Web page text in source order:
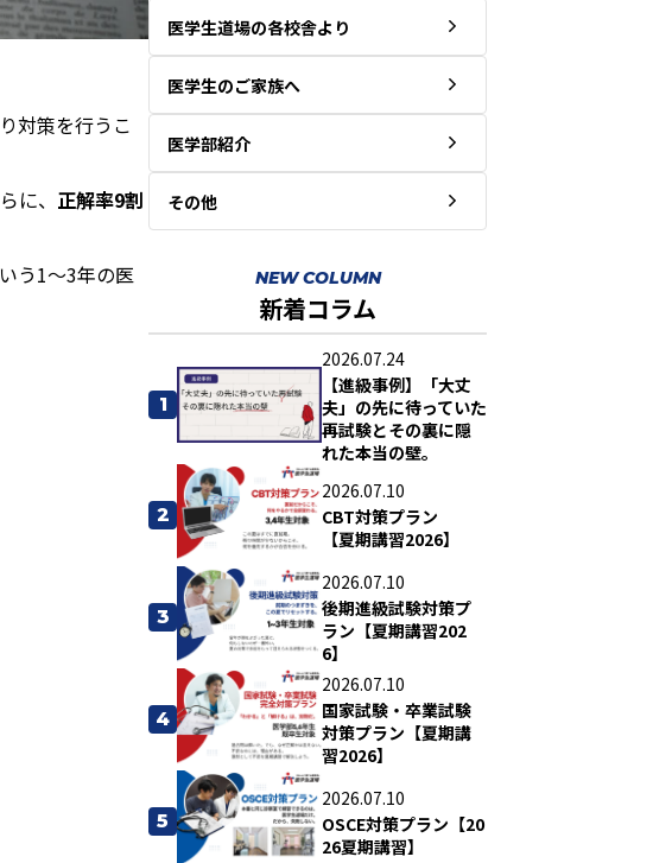
対策を行うこ
に、 正解率9割
う1〜3年の医
医学生道場の各校舎より
医学生のご家族へ
医学部紹介
その他
NEW COLUMN
新着コラム
1
2026.07.24
【進級事例】「大丈
夫」の先に待っていた
再試験とその裏に隠
れた本当の壁。
2
2026.07.10
CBT対策プラン
【夏期講習2026】
3
2026.07.10
後期進級試験対策プ
ラン【夏期講習202
6】
4
2026.07.10
国家試験・卒業試験
対策プラン【夏期講
習2026】
5
2026.07.10
OSCE対策プラン【20
26夏期講習】